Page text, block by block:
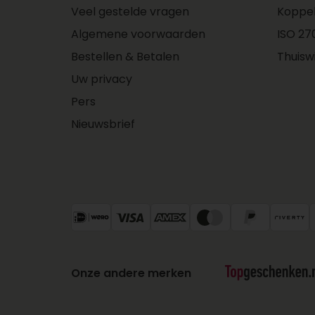
Veel gestelde vragen
Algemene voorwaarden
Bestellen & Betalen
Uw privacy
Pers
Nieuwsbrief
ISO
Onze andere merken